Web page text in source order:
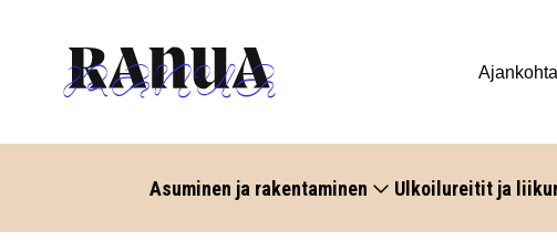
Asuminen ja rakentaminen Ulkoilureitit ja